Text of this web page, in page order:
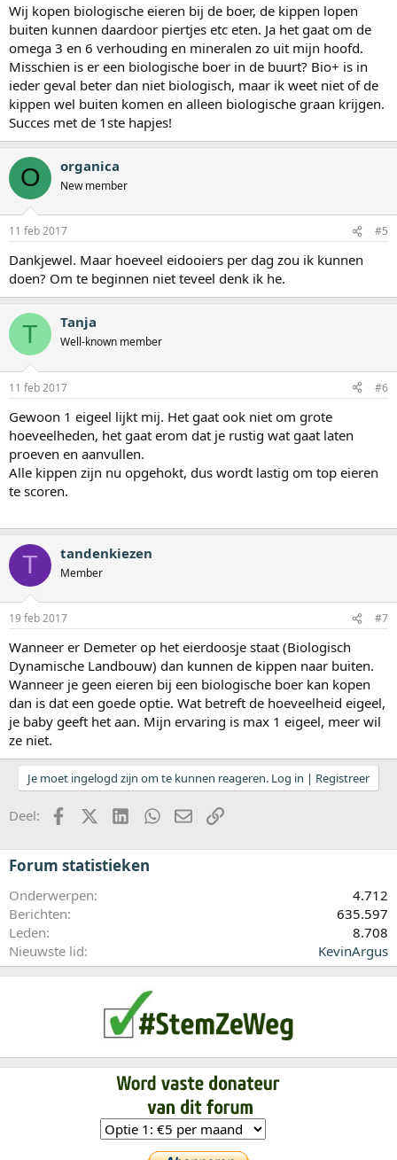
Wij kopen biologische eieren bij de boer, de kippen lopen
buiten kunnen daardoor piertjes etc eten. Ja het gaat om de
omega 3 en 6 verhouding en mineralen zo uit mijn hoofd.
Misschien is er een biologische boer in de buurt? Bio+ is in
ieder geval beter dan niet biologisch, maar ik weet niet of de
kippen wel buiten komen en alleen biologische graan krijgen.
Succes met de 1ste hapjes!
O organica
New member
11 feb 2017 #5
Dankjewel. Maar hoeveel eidooiers per dag zou ik kunnen
doen? Om te beginnen niet teveel denk ik he.
T Tanja
Well-known member
11 feb 2017 #6
Gewoon 1 eigeel lijkt mij. Het gaat ook niet om grote
hoeveelheden, het gaat erom dat je rustig wat gaat laten
proeven en aanvullen.
Alle kippen zijn nu opgehokt, dus wordt lastig om top eieren
te scoren.
T tandenkiezen
Member
19 feb 2017 #7
Wanneer er Demeter op het eierdoosje staat (Biologisch
Dynamische Landbouw) dan kunnen de kippen naar buiten.
Wanneer je geen eieren bij een biologische boer kan kopen
dan is dat een goede optie. Wat betreft de hoeveelheid eigeel,
je baby geeft het aan. Mijn ervaring is max 1 eigeel, meer wil
ze niet.
Je moet ingelogd zijn om te kunnen reageren. Log in | Registreer
Deel: FacebookX (Twitter)LinkedInWhatsApp
E-mailkoppeling
Forum statistieken
Onderwerpen
4.712
Berichten
635.597
Leden
8.708
Nieuwste lid
KevinArgus